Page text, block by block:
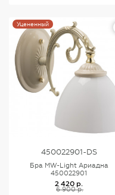
Уцененный
450022901-DS
Бра MW-Light Ариадна
450022901
2 420 р.
6 900 р.